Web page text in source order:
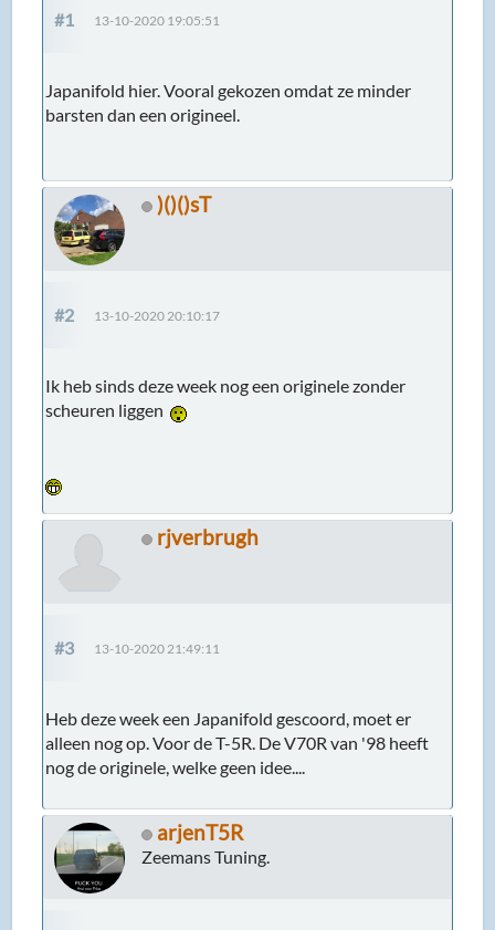
#1 13-10-2020 19:05:51
Japanifold hier. Vooral gekozen omdat ze minder
barsten dan een origineel.
)()()sT
#2 13-10-2020 20:10:17
Ik heb sinds deze week nog een originele zonder
scheuren liggen
rjverbrugh
#3 13-10-2020 21:49:11
Heb deze week een Japanifold gescoord, moet er
alleen nog op. Voor de T-5R. De V70R van '98 heeft
nog de originele, welke geen idee....
arjenT5R
Zeemans Tuning.